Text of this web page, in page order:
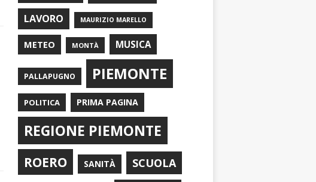
LAVORO MAURIZIO MARELLO
METEO MONTÀ MUSICA
PALLAPUGNO PIEMONTE
POLITICA PRIMA PAGINA
REGIONE PIEMONTE
ROERO SANITÀ SCUOLA